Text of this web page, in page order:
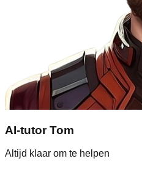
AI-tutor Tom
Altijd klaar om te helpen